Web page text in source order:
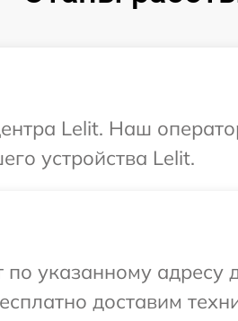
Lelit. Наш
устройства Lelit.
указанному адресу
доставим